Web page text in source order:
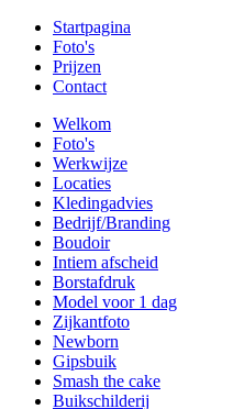
Startpagina
Foto's
Prijzen
Contact
Welkom
Foto's
Werkwijze
Locaties
Kledingadvies
Bedrijf/Branding
Boudoir
Intiem afscheid
Borstafdruk
Model voor 1 dag
Zijkantfoto
Newborn
Gipsbuik
Smash the cake
Buikschilderij